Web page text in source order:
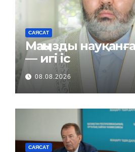
САЯСАТ
Маңызды
— игі іс
08.08.2026
САЯСАТ